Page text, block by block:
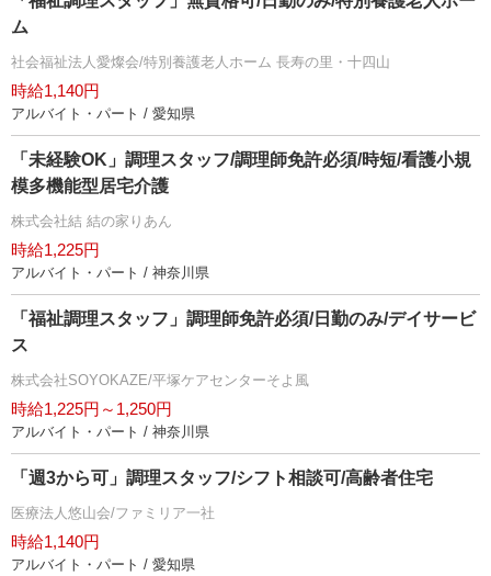
ム
社会福祉法人愛燦会/特別養護老人ホーム 長寿の里・十四山
時給1,140円
アルバイト・パート / 愛知県
「未経験OK」調理スタッフ/調理師免許必須/時短/看護小規
模多機能型居宅介護
株式会社結 結の家りあん
時給1,225円
アルバイト・パート / 神奈川県
「福祉調理スタッフ」調理師免許必須/日勤のみ/デイサービ
ス
株式会社SOYOKAZE/平塚ケアセンターそよ風
時給1,225円～1,250円
アルバイト・パート / 神奈川県
「週3から可」調理スタッフ/シフト相談可/高齢者住宅
医療法人悠山会/ファミリア一社
時給1,140円
アルバイト・パート / 愛知県